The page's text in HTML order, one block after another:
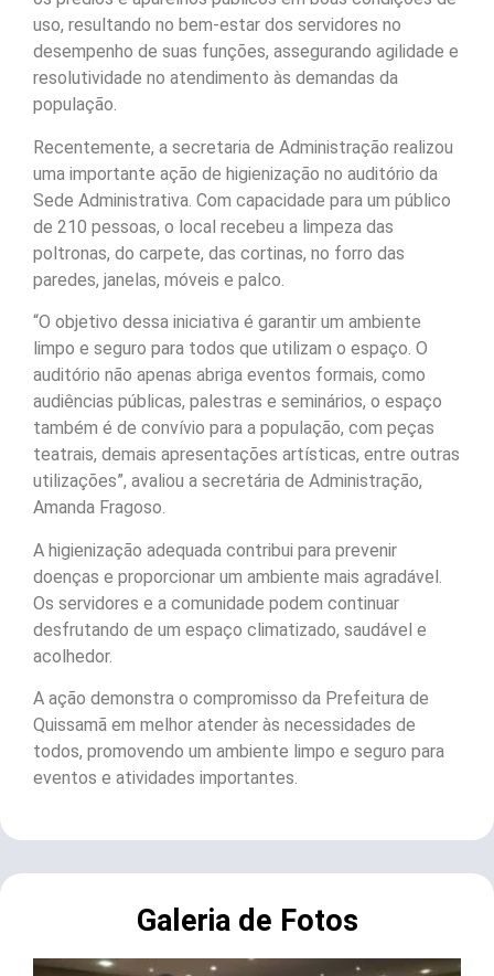
uso, resultando no bem-estar dos servidores no
desempenho de suas funções, assegurando agilidade e
resolutividade no atendimento às demandas da
população.
Recentemente, a secretaria de Administração realizou
uma importante ação de higienização no auditório da
Sede Administrativa. Com capacidade para um público
de 210 pessoas, o local recebeu a limpeza das
poltronas, do carpete, das cortinas, no forro das
paredes, janelas, móveis e palco.
“O objetivo dessa iniciativa é garantir um ambiente
limpo e seguro para todos que utilizam o espaço. O
auditório não apenas abriga eventos formais, como
audiências públicas, palestras e seminários, o espaço
também é de convívio para a população, com peças
teatrais, demais apresentações artísticas, entre outras
utilizações”, avaliou a secretária de Administração,
Amanda Fragoso.
A higienização adequada contribui para prevenir
doenças e proporcionar um ambiente mais agradável.
Os servidores e a comunidade podem continuar
desfrutando de um espaço climatizado, saudável e
acolhedor.
A ação demonstra o compromisso da Prefeitura de
Quissamã em melhor atender às necessidades de
todos, promovendo um ambiente limpo e seguro para
eventos e atividades importantes.
Galeria de Fotos